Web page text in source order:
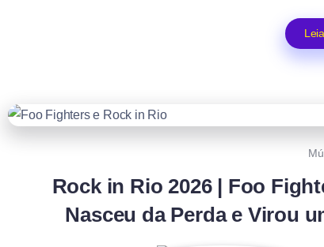
Rock in Rio 2026 | Foo
Nasceu da Perda e Virou